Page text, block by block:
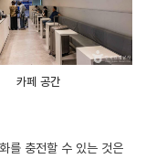
카페 공간
를 충전할 수 있는 것은